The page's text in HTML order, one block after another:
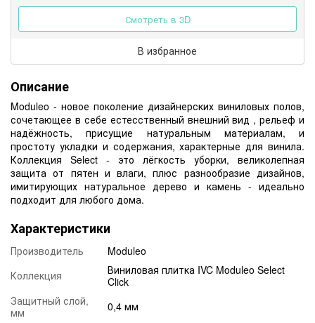
Смотреть в 3D
В избранное
Описание
Moduleo - новое поколение дизайнерских виниловых полов,
сочетающее в себе естесственный внешний вид , рельеф и
надёжность, присущие натуральным материалам, и
простоту укладки и содержания, характерные для винила.
Коллекция Select - это лёгкость уборки, великолепная
защита от пятен и влаги, плюс разнообразие дизайнов,
имитирующих натуральное дерево и камень - идеально
подходит для любого дома.
Характеристики
Производитель
Moduleo
Коллекция
Виниловая плитка IVC Moduleo Select
Click
Защитный слой,
мм
0,4 мм